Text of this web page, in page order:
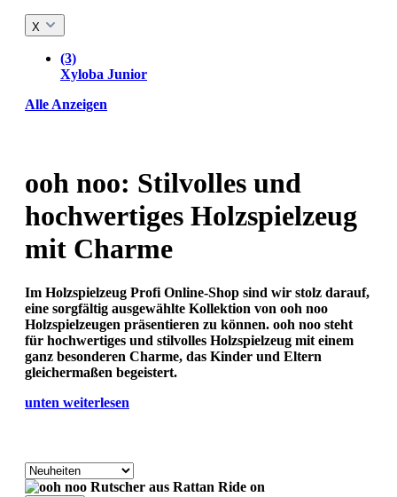
X
(3)
Xyloba Junior
Alle Anzeigen
ooh noo: Stilvolles und
hochwertiges Holzspielzeug
mit Charme
Im Holzspielzeug Profi Online-Shop sind wir stolz darauf,
eine sorgfältig ausgewählte Kollektion von ooh noo
Holzspielzeugen präsentieren zu können. ooh noo steht
für hochwertiges und stilvolles Holzspielzeug mit einem
ganz besonderen Charme, das Kinder und Eltern
gleichermaßen begeistert.
unten weiterlesen